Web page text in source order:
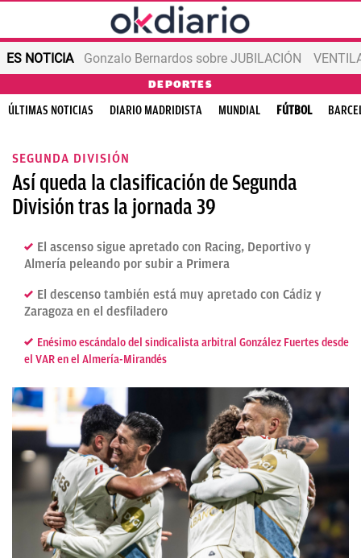
ES NOTICIA Gonzalo Bernardos sobre JUBILACIÓN
DEPORTES
ÚLTIMAS NOTICIAS DIARIO MADRIDISTA MUNDIAL FÚTBOL
SEGUNDA DIVISIÓN
Así queda la clasificación de Segunda
División tras la jornada 39
El ascenso sigue apretado con Racing, Deportivo y
Almería peleando por subir a Primera
El descenso también está muy apretado con Cádiz y
Zaragoza en el desfiladero
Enésimo escándalo del sindicalista arbitral González Fuertes desde
el VAR en el Almería-Mirandés